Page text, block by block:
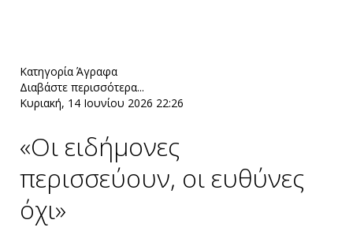
Κατηγορία Άγραφα
Διαβάστε περισσότερα...
Κυριακή, 14 Ιουνίου 2026 22:26
«Οι ειδήμονες
περισσεύουν, οι ευθύνες
όχι»